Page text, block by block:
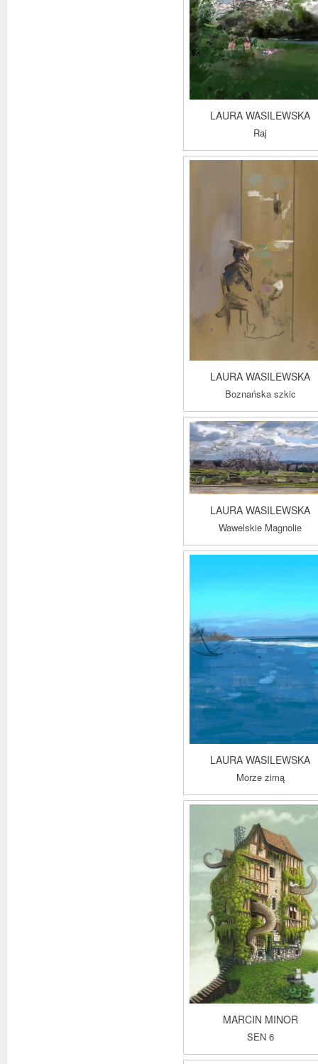
LAURA WASILEWSKA
Raj
LAURA WASILEWSKA
Boznańska szkic
LAURA WASILEWSKA
Wawelskie Magnolie
LAURA WASILEWSKA
Morze zimą
MARCIN MINOR
SEN 6